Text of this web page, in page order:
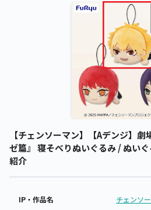
【チェンソーマン】【Aデンジ】
ゼ篇』 寝そべりぬいぐるみ / ぬい
紹介
IP・作品名 チェンソ